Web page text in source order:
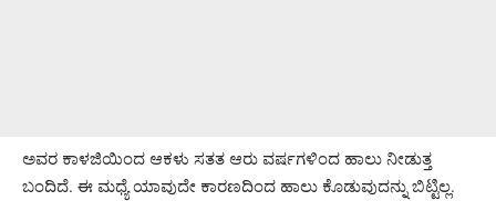
ಅವರ ಕಾಳಜಿಯಿಂದ ಆಕಳು ಸತತ ಆರು ವರ್ಷಗಳಿಂದ ಹಾಲು ನೀಡುತ್ತ
ಬಂದಿದೆ. ಈ ಮಧ್ಯೆ ಯಾವುದೇ ಕಾರಣದಿಂದ ಹಾಲು ಕೊಡುವುದನ್ನು ಬಿಟ್ಟಿಲ್ಲ.